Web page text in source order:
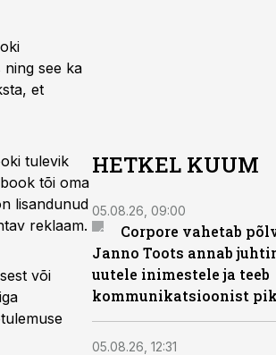
ning see ka
et
tulevik
tõi oma
lisandunud
reklaam.
või
HETKEL KUUM
05.08.26, 09:00
Corpore vahetab
Janno Toots annab
uutele inimestele ja teeb
kommunikatsioonist
05.08.26, 12:31